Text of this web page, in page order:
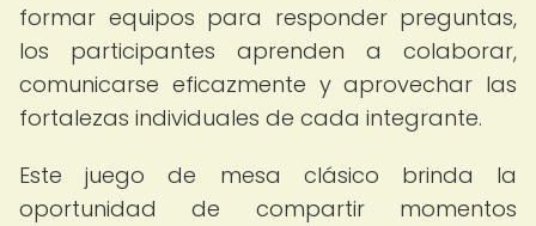
formar equipos para responder preguntas,
los participantes aprenden a colaborar,
comunicarse eficazmente y aprovechar las
fortalezas individuales de cada integrante.
Este juego de mesa clásico brinda la
oportunidad de compartir momentos